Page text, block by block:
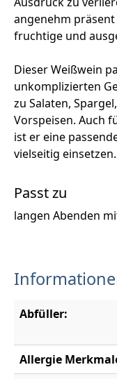
angenehm
fruchtige und
Dieser Weißwein
unkomplizierten
zu Salaten,
Vorspeisen. Auch
ist er eine
vielseitig einsetzen.
Passt zu
langen Abenden
Abfüller:
Allergie